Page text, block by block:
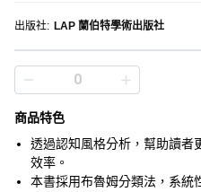
出版社: LAP 蘭伯特學術出版社
商品特色
透過認知風格分析，幫助讀者
效率。
本書採用布魯姆分類法，系統